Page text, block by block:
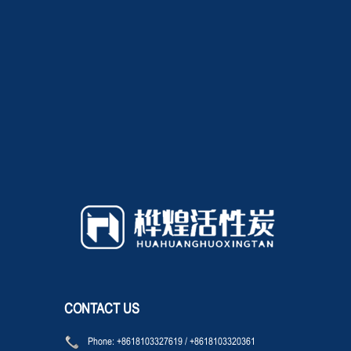
CONTACT US
Phone: +8618103327619 / +8618103320361